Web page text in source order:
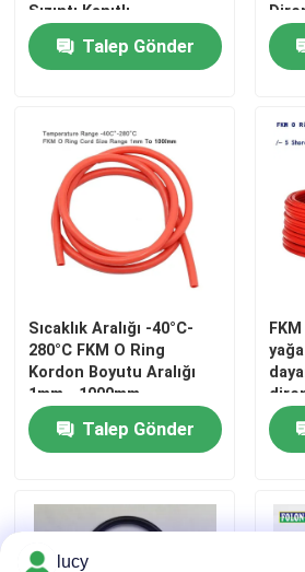
Sızıntı Kanıtlı
Performansı ve Uzun
Süren Dayanıklılığı
Talep Gönder
Sıcaklık Aralığı -40°C-
280°C FKM O Ring
Kordon Boyutu Aralığı
1mm - 1000mm
Talep Gönder
lucy